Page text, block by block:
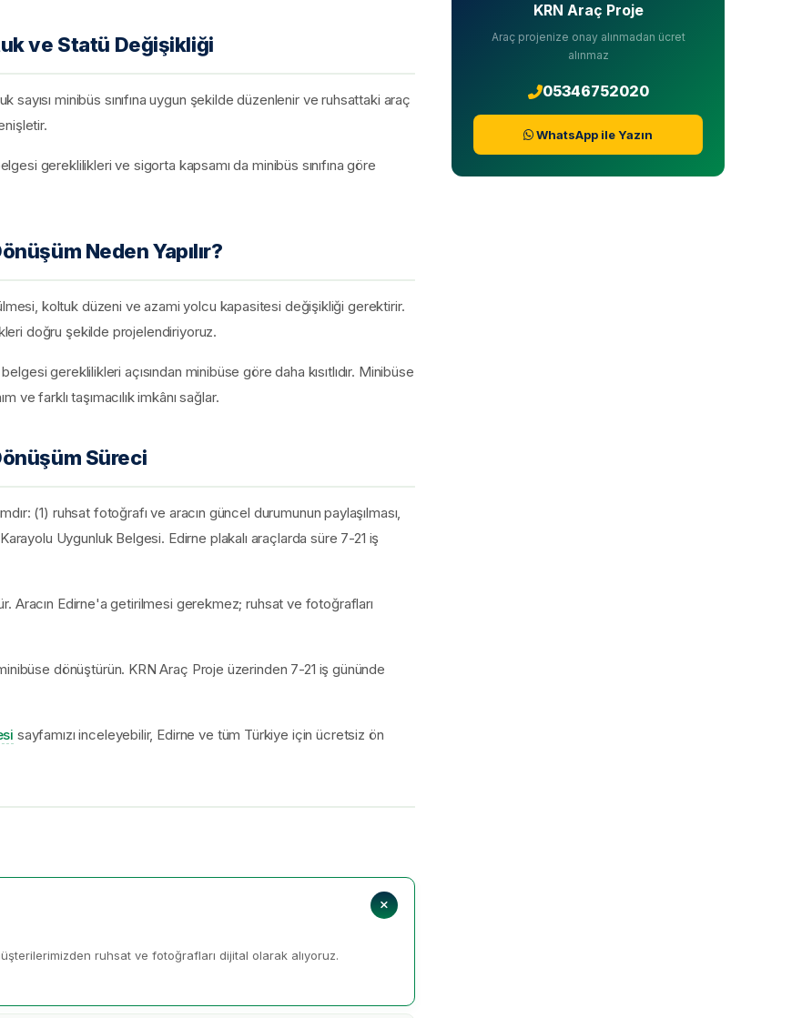
ve Statü Değişikliği
minibüs sınıfına uygun şekilde düzenlenir ve ruhsattaki araç
gereklilikleri ve sigorta kapsamı da minibüs sınıfına göre
Neden Yapılır?
koltuk düzeni ve azami yolcu kapasitesi değişikliği gerektirir.
doğru şekilde projelendiriyoruz.
gereklilikleri açısından minibüse göre daha kısıtlıdır. Minibüse
farklı taşımacılık imkânı sağlar.
Süreci
(1) ruhsat fotoğrafı ve aracın güncel durumunun paylaşılması,
Uygunluk Belgesi. Edirne plakalı araçlarda süre 7-21 iş
Aracın Edirne'a getirilmesi gerekmez; ruhsat ve fotoğrafları
dönüştürün. KRN Araç Proje üzerinden 7-21 iş gününde
sayfamızı inceleyebilir, Edirne ve tüm Türkiye için ücretsiz ön
ruhsat ve fotoğrafları dijital olarak alıyoruz.
KRN Araç Proje
Araç projenize onay alınmadan ücret
alınmaz
05346752020
WhatsApp ile Yazın